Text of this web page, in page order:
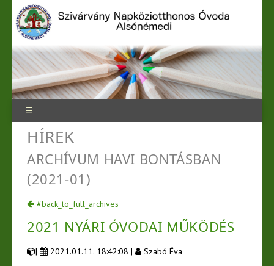
☰
HÍREK
ARCHÍVUM HAVI BONTÁSBAN
(2021-01)
#back_to_full_archives
2021 NYÁRI ÓVODAI MŰKÖDÉS
| 2021.01.11. 18:42:08 |
Szabó Éva